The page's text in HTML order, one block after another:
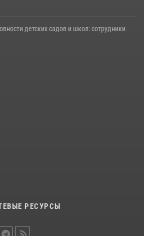
детских садов и школ: сотрудники
РЕСУРСЫ